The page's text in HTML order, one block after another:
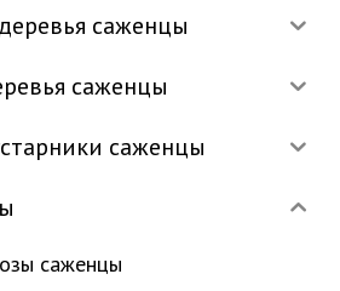
саженцы
саженцы
саженцы
саженцы